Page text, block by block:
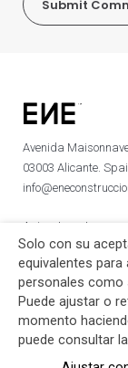
Avenida
03003 Alicante.
Aviso Legal
Política de
© 2018, Ene
All Rights Reserved.
Solo con su
equivalentes
personales como
Puede ajustar o
momento
puede consultar